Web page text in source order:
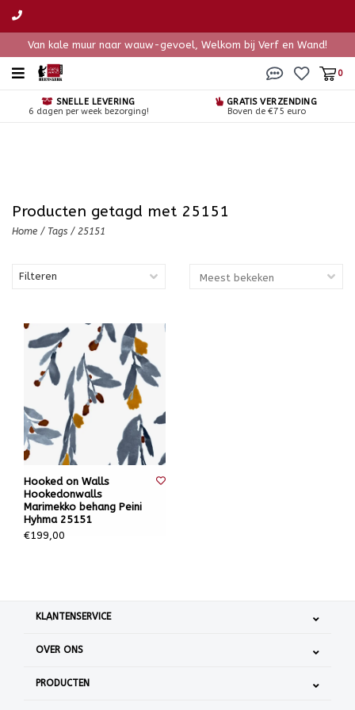
Van kale muur naar wauw-gevoel, Welkom bij Verf en Wand!
0
SNELLE LEVERING
6 dagen per week bezorging!
GRATIS VERZENDING
Boven de €75 euro
Producten getagd met 25151
Home / Tags / 25151
Filteren
Hooked on Walls
Hookedonwalls
Marimekko behang Peini
Hyhma 25151
€199,00
KLANTENSERVICE
OVER ONS
PRODUCTEN